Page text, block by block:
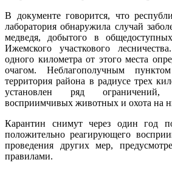
В документе говорится, что
лаборатория обнаружила случай
медведя, добытого в
Ижемского участкового
одного километра от этого места
очагом. Неблагополучным
территория района в радиусе трех
установлен ряд
восприимчивых животных и охота на
Карантин снимут через один год
положительно реагирующего
проведения других мер,
правилами.